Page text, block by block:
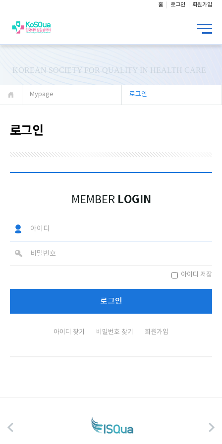
홈 로그인 회원가입
KOREAN SOCIETY FOR QUALITY IN HEALTH CARE
Mypage 로그인
로그인
MEMBER LOGIN
아이디 저장
아이디 찾기 비밀번호 찾기 회원가입